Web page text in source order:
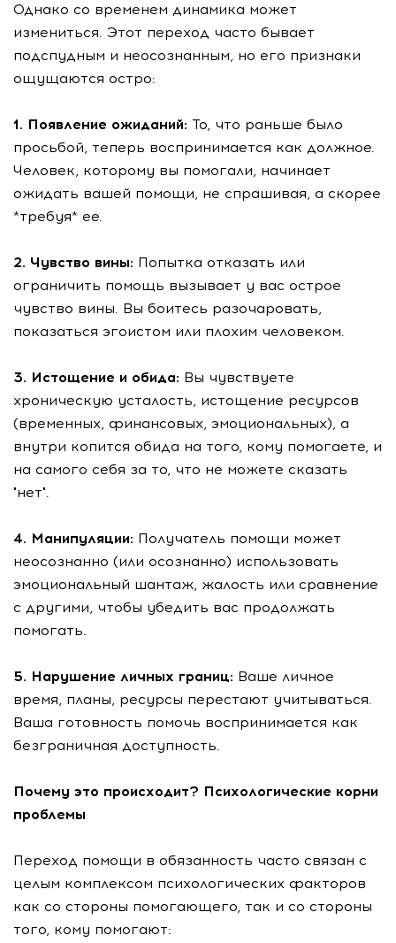
Однако со временем динамика может
измениться. Этот переход часто бывает
подспудным и неосознанным, но его признаки
ощущаются остро:
1. Появление ожиданий: То, что раньше было
просьбой, теперь воспринимается как должное.
Человек, которому вы помогали, начинает
ожидать вашей помощи, не спрашивая, а скорее
*требуя* ее.
2. Чувство вины: Попытка отказать или
ограничить помощь вызывает у вас острое
чувство вины. Вы боитесь разочаровать,
показаться эгоистом или плохим человеком.
3. Истощение и обида: Вы чувствуете
хроническую усталость, истощение ресурсов
(временных, финансовых, эмоциональных), а
внутри копится обида на того, кому помогаете, и
на самого себя за то, что не можете сказать
"нет".
4. Манипуляции: Получатель помощи может
неосознанно (или осознанно) использовать
эмоциональный шантаж, жалость или сравнение
с другими, чтобы убедить вас продолжать
помогать.
5. Нарушение личных границ: Ваше личное
время, планы, ресурсы перестают учитываться.
Ваша готовность помочь воспринимается как
безграничная доступность.
Почему это происходит? Психологические корни
проблемы
Переход помощи в обязанность часто связан с
целым комплексом психологических факторов
как со стороны помогающего, так и со стороны
того, кому помогают: